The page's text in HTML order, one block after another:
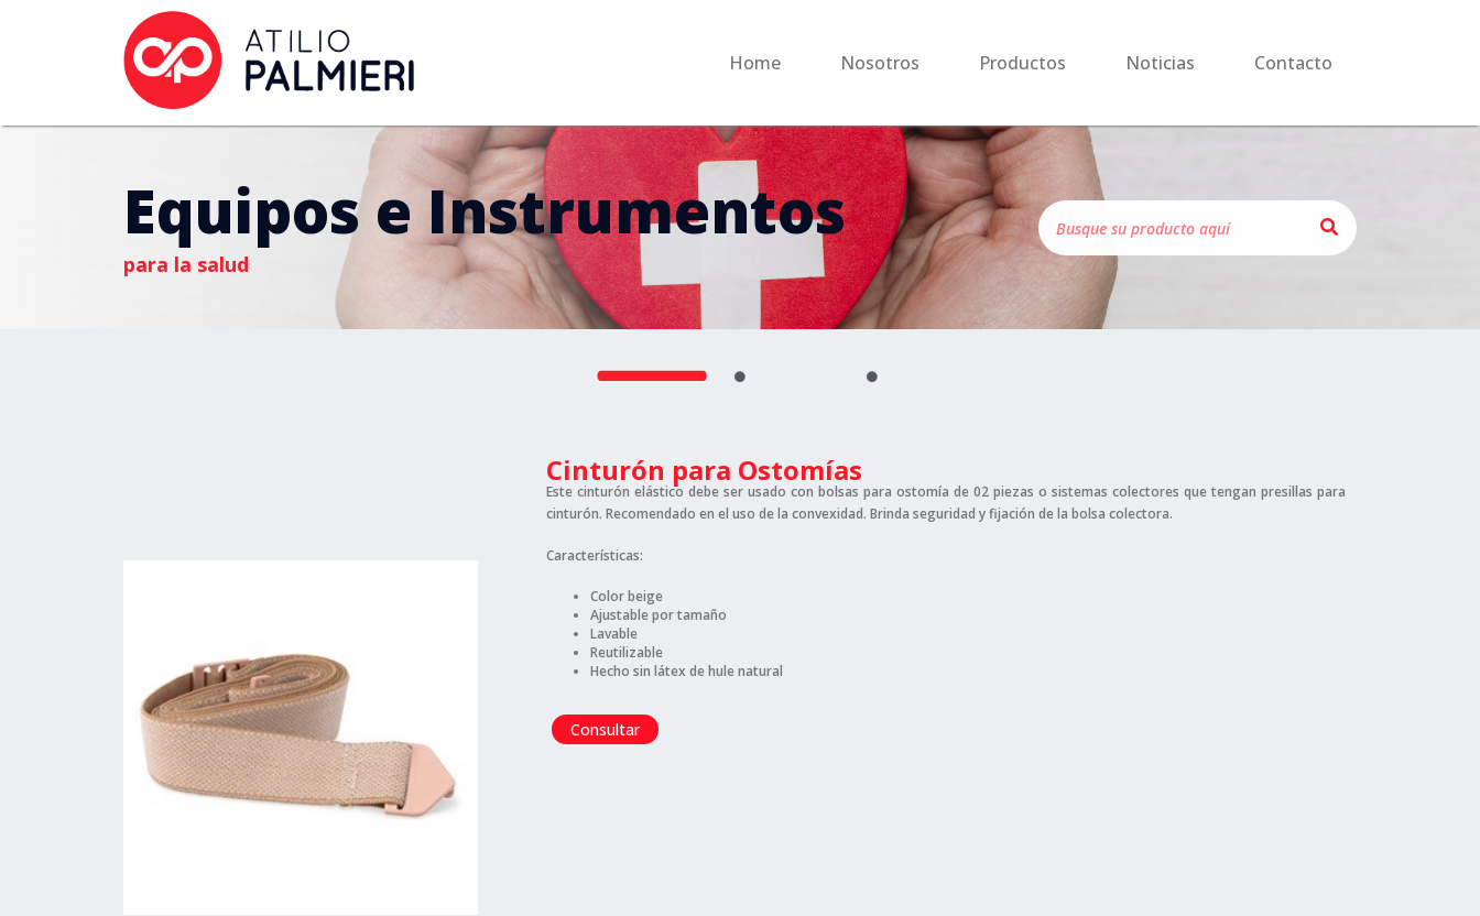
Home Nosotros Productos Noticias Contacto
Equipos e Instrumentos
para la salud
Cinturón para Ostomías
Este cinturón elástico debe ser usado con bolsas para ostomía de 02 piezas o sistemas colectores que tengan presillas para
cinturón. Recomendado en el uso de la convexidad. Brinda seguridad y fijación de la bolsa colectora.
Características:
Color beige
Ajustable por tamaño
Lavable
Reutilizable
Hecho sin látex de hule natural
Consultar